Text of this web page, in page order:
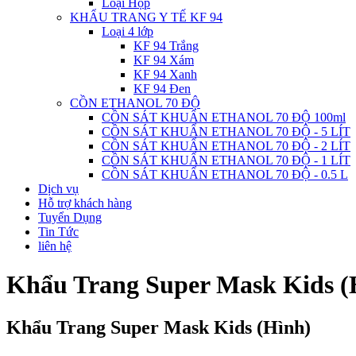
Loại Hộp
KHẨU TRANG Y TẾ KF 94
Loại 4 lớp
KF 94 Trắng
KF 94 Xám
KF 94 Xanh
KF 94 Đen
CỒN ETHANOL 70 ĐỘ
CỒN SÁT KHUẨN ETHANOL 70 ĐỘ 100ml
CỒN SÁT KHUẨN ETHANOL 70 ĐỘ - 5 LÍT
CỒN SÁT KHUẨN ETHANOL 70 ĐỘ - 2 LÍT
CỒN SÁT KHUẨN ETHANOL 70 ĐỘ - 1 LÍT
CỒN SÁT KHUẨN ETHANOL 70 ĐỘ - 0.5 L
Dịch vụ
Hỗ trợ khách hàng
Tuyển Dụng
Tin Tức
liên hệ
Khẩu Trang Super Mask Kids
Khẩu Trang Super Mask Kids (Hình)